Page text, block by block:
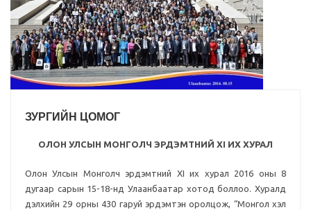
ЗУРГИЙН ЦОМОГ
ОЛОН УЛСЫН МОНГОЛЧ ЭРДЭМТНИЙ XI ИХ ХУРАЛ
Олон Улсын Монголч эрдэмтний XI их хурал 2016 оны 8
дугаар сарын 15-18-нд Улаанбаатар хотод боллоо. Хуралд
дэлхийн 29 орны 430 гаруй эрдэмтэн оролцож, “Монгол хэл